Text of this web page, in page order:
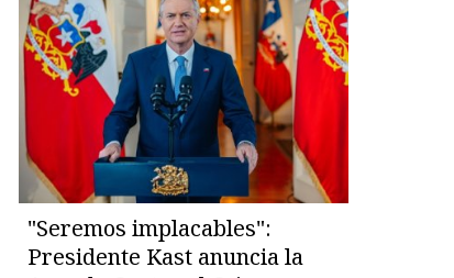
"Seremos implacables":
Presidente Kast anuncia la